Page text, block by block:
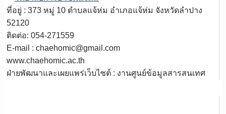
ที่อยู่ : 373 หมู่ 10 ตำบลแจ้ห่ม อำเภอแจ้ห่ม จังหวัดลำปาง
52120
ติดต่อ: 054-271559
E-mail : chaehomic@gmail.com
www.chaehomic.ac.th
ฝ่ายพัฒนาและเผยแพร่เว็บไซต์ : งานศูนย์ข้อมูลสารสนเทศ